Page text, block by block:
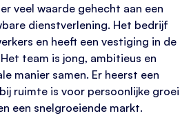
veel waarde gehecht aan een
dienstverlening. Het bedrijf
en heeft een vestiging in de
team is jong, ambitieus en
manier samen. Er heerst een
ruimte is voor persoonlijke groei
een snelgroeiende markt.